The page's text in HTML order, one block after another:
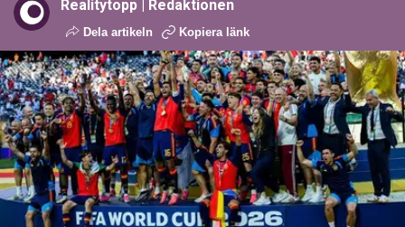
Realitytopp | Redaktionen
Dela artikeln Kopiera länk